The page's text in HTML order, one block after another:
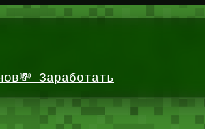
💸 Заработать